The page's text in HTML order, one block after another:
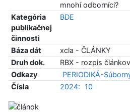
mnohí odborníci?
Kategória
publikačnej
činnosti
BDE
Báza dát
xcla - ČLÁNKY
Druh dok.
RBX - rozpis
Odkazy
PERIODIKÁ-
Čísla
2024: 10